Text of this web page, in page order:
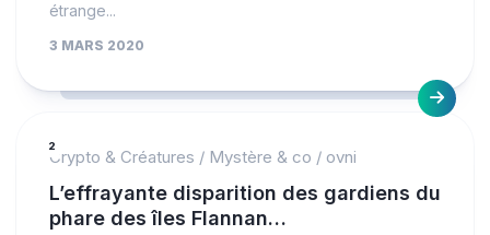
étrange...
3 MARS 2020
2
Crypto & Créatures / Mystère & co / ovni
L’effrayante disparition des gardiens du
phare des îles Flannan…